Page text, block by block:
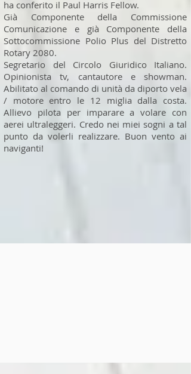
ha conferito il Paul Harris Fellow.
Già Componente della Commissione
Comunicazione e già Componente della
Sottocommissione Polio Plus del Distretto
Rotary 2080.
Segretario del Circolo Giuridico Italiano.
Opinionista tv, cantautore e showman.
Abilitato al comando di unità da diporto vela
/ motore entro le 12 miglia dalla costa.
Allievo pilota per imparare a volare con
aerei ultraleggeri. Credo nei miei sogni a tal
punto da volerli realizzare. Buon vento ai
naviganti!